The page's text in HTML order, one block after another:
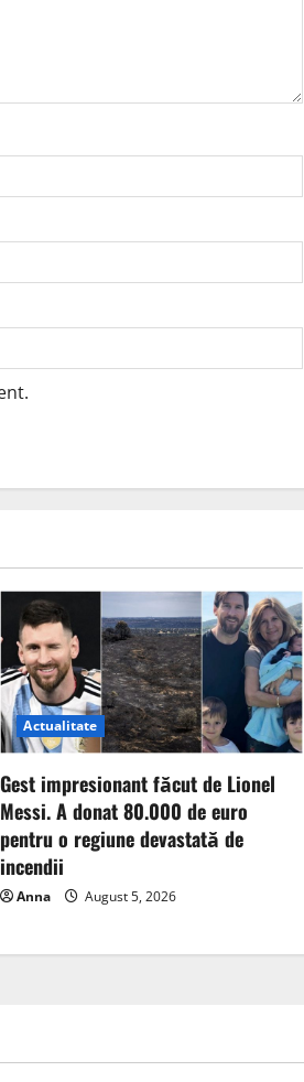
Actualitate
Gest impresionant făcut de Lionel
Messi. A donat 80.000 de euro
pentru o regiune devastată de
incendii
Anna August 5, 2026